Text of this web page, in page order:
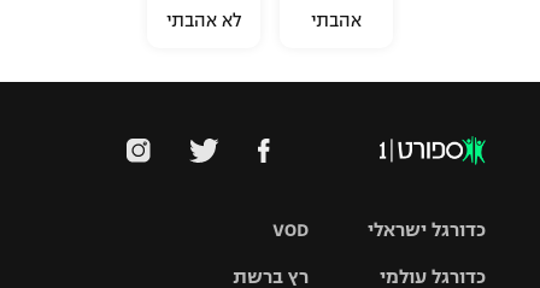
אהבתי לא אהבתי
VOD
רץ ברשת
כדורגל ישראלי
כדורגל עולמי